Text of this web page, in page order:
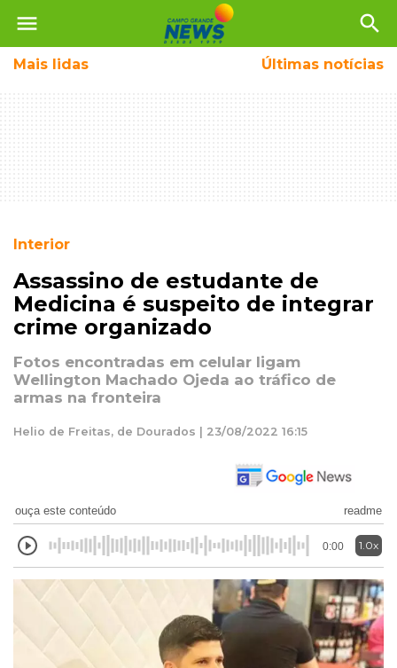
menu search
Mais lidas Últimas notícias
Interior
Assassino de estudante de
Medicina é suspeito de integrar
crime organizado
Fotos encontradas em celular ligam
Wellington Machado Ojeda ao tráfico de
armas na fronteira
Helio de Freitas, de Dourados | 23/08/2022 16:15
ouça este conteúdo readme
0:00 1.0x